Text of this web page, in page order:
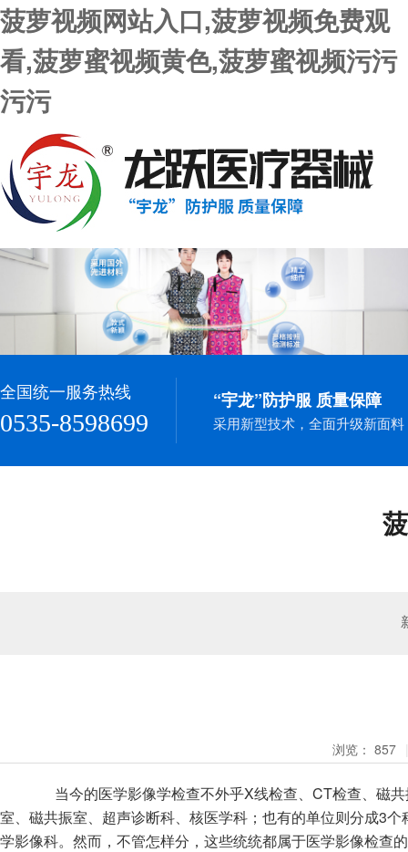
菠萝视频网站入口,菠萝视频免费观
看,菠萝蜜视频黄色,菠萝蜜视频污污
污污
全国统一服务热线
0535-8598699
“宇龙”防护服 质量保障
采用新型技术，全面升级新面
浏览： 857
当今的医学影像学检查不外乎X线检查、CT检查、磁共
室、磁共振室、超声诊断科、核医学科；也有的单位则分成3
学影像科。然而，不管怎样分，这些统统都属于医学影像检查